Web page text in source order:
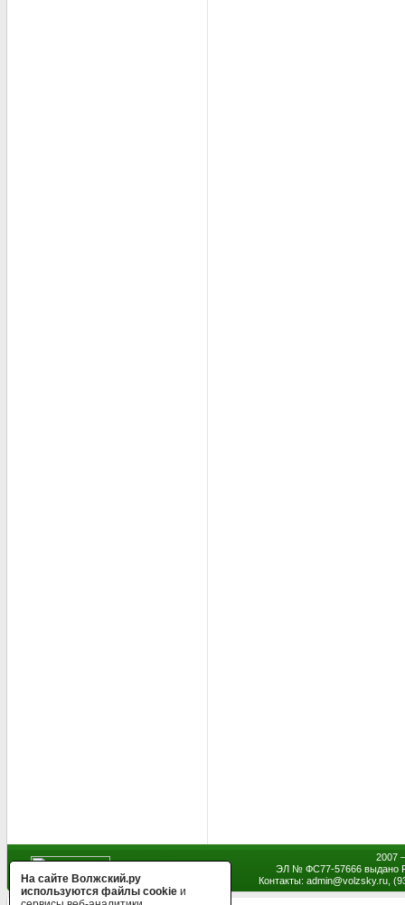
2007
ЭЛ № ФС77-57666 выдано
Контакты: admin@volzsky.ru,
На сайте Волжский.ру
используются файлы cookie и